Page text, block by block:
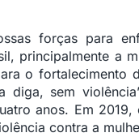
forças para
principalmente a
o fortalecimento
sem
anos. Em
contra a